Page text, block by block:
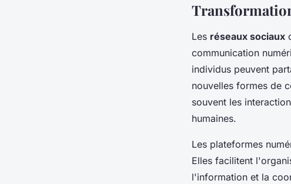
Les réseaux sociaux
communication
individus peuvent
nouvelles formes de
souvent les
humaines.
Les plateformes
Elles facilitent
l'information et la